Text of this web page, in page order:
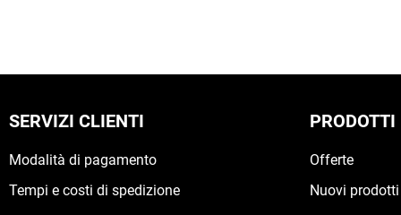
SERVIZI CLIENTI
Modalità di pagamento
Tempi e costi di spedizione
PRODOTTI
Offerte
Nuovi prodotti